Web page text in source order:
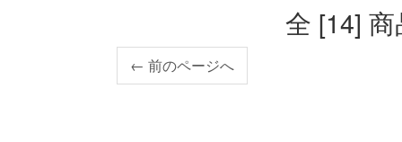
全 [14]
← 前のページへ